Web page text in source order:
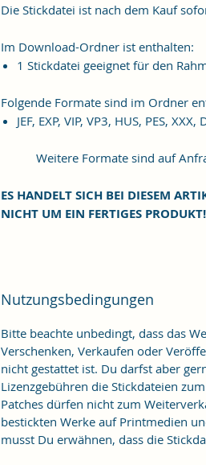
Die Stickdatei ist nach dem Kauf
Im Download-Ordner ist enthalten:
1 Stickdatei geeignet für den
Folgende Formate sind im Ordner
JEF, EXP, VIP, VP3, HUS, PES, XXX,
Weitere Formate sind auf
ES HANDELT SICH BEI DIESEM
NICHT UM EIN FERTIGES PRODUKT!
Nutzungsbedingungen
Bitte beachte unbedingt, dass das
Verschenken, Verkaufen oder
nicht gestattet ist. Du darfst aber
Lizenzgebühren die Stickdateien
Patches dürfen nicht zum
bestickten Werke auf Printmedien
musst Du erwähnen, dass die